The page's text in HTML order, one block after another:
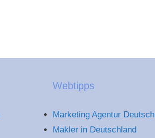
Webtipps
Marketing Agentur
Makler in Deutschland